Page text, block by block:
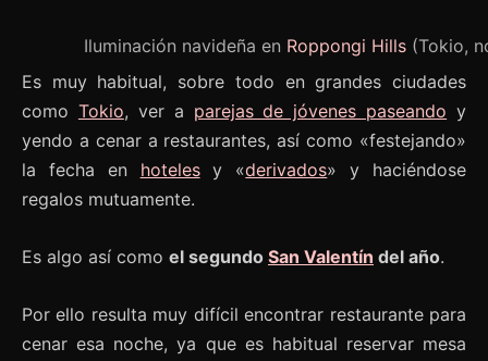
Iluminación navideña en Roppongi Hills (Tokio,
Es muy habitual, sobre todo en grandes ciudades
como Tokio, ver a parejas de jóvenes paseando y
yendo a cenar a restaurantes, así como «festejando»
la fecha en hotelesy «derivados» y haciéndose
regalos mutuamente.
Es algo así como el segundo San Valentín del año.
Por ello resulta muy difícil encontrar restaurante para
cenar esa noche, ya que es habitual reservar mesa